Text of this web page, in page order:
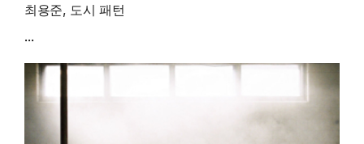
최용준, 도시 패턴
...